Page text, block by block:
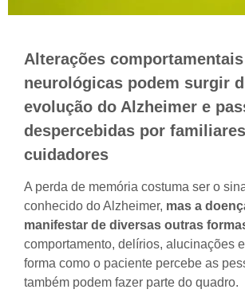
Alterações
neurológicas podem surgir
evolução do Alzheimer e
despercebidas por
cuidadores
A perda de memória costuma ser o
conhecido do Alzheimer, mas a
manifestar de diversas outras
comportamento, delírios, alucinações
forma como o paciente percebe as
também podem fazer parte do quadro.